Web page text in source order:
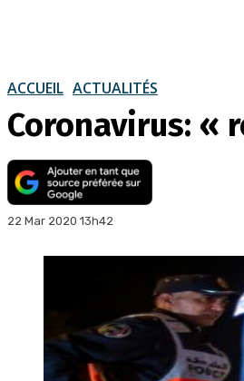
ACCUEIL ACTUALITÉS
Coronavirus: «
22 Mar 2020 13h42